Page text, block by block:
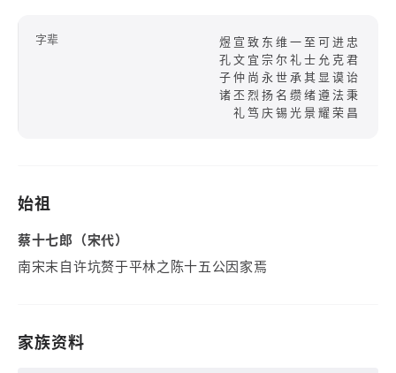
字辈
煜宣致东维一至可进忠
孔文宜宗尔礼士允克君
子仲尚永世承其显谟诒
诸丕烈扬名缵绪遵法秉
礼笃庆锡光景耀荣昌
始祖
蔡十七郎（宋代）
南宋末自许坑赘于平林之陈十五公因家焉
家族资料